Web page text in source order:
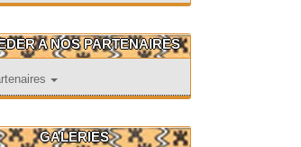
A NOS PARTENAIRES
GALERIES